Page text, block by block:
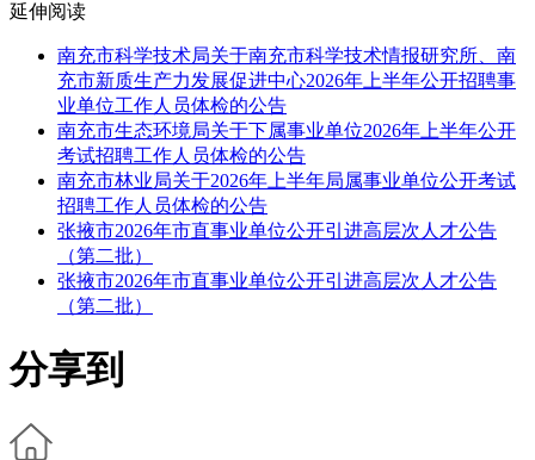
延伸阅读
南充市科学技术局关于南充市科学技术情报研究所、南
充市新质生产力发展促进中心2026年上半年公开招聘事
业单位工作人员体检的公告
南充市生态环境局关于下属事业单位2026年上半年公开
考试招聘工作人员体检的公告
南充市林业局关于2026年上半年局属事业单位公开考试
招聘工作人员体检的公告
张掖市2026年市直事业单位公开引进高层次人才公告
（第二批）
张掖市2026年市直事业单位公开引进高层次人才公告
（第二批）
分享到